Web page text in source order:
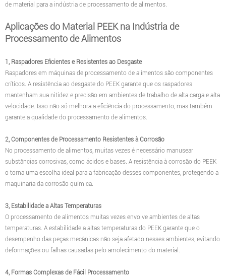
de material para a indústria de processamento de alimentos.
Aplicações do Material PEEK na Indústria de
Processamento de Alimentos
1, Raspadores Eficientes e Resistentes ao Desgaste
Raspadores em máquinas de processamento de alimentos são componentes
críticos. A resistência ao desgaste do PEEK garante que os raspadores
mantenham sua nitidez e precisão em ambientes de trabalho de alta carga e alta
velocidade. Isso não só melhora a eficiência do processamento, mas também
garante a qualidade do processamento de alimentos.
2, Componentes de Processamento Resistentes à Corrosão
No processamento de alimentos, muitas vezes é necessário manusear
substâncias corrosivas, como ácidos e bases. A resistência à corrosão do PEEK
o torna uma escolha ideal para a fabricação desses componentes, protegendo a
maquinaria da corrosão química.
3, Estabilidade a Altas Temperaturas
O processamento de alimentos muitas vezes envolve ambientes de altas
temperaturas. A estabilidade a altas temperaturas do PEEK garante que o
desempenho das peças mecânicas não seja afetado nesses ambientes, evitando
deformações ou falhas causadas pelo amolecimento do material.
4, Formas Complexas de Fácil Processamento